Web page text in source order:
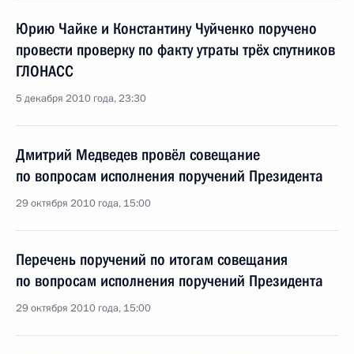
Юрию Чайке и Константину Чуйченко поручено
провести проверку по факту утраты трёх спутников
ГЛОНАСС
5 декабря 2010 года, 23:30
Дмитрий Медведев провёл совещание
по вопросам исполнения поручений Президента
29 октября 2010 года, 15:00
Перечень поручений по итогам совещания
по вопросам исполнения поручений Президента
29 октября 2010 года, 15:00